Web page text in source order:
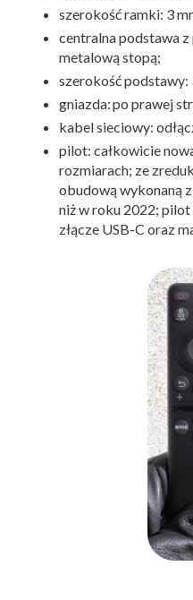
szerokość ramki: 3
centralna podstawa
metalową stopą;
szerokość podstawy:
gniazda: po prawej
kabel sieciowy:
pilot: całkowicie
rozmiarach; ze
obudową wykonaną
niż w roku 2022;
złącze USB-C oraz